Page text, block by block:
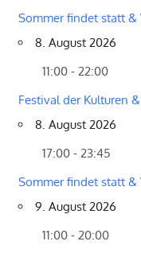
Sommer findet statt &
8. August 2026
11:00 - 22:00
Festival der Kulturen
8. August 2026
17:00 - 23:45
Sommer findet statt &
9. August 2026
11:00 - 20:00